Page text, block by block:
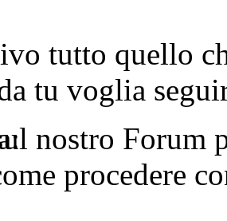
tutto quello
tu voglia
nostro Forum
procedere